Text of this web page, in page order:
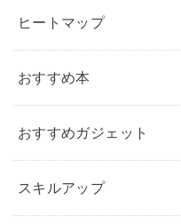
ヒートマップ
おすすめ本
おすすめガジェット
スキルアップ